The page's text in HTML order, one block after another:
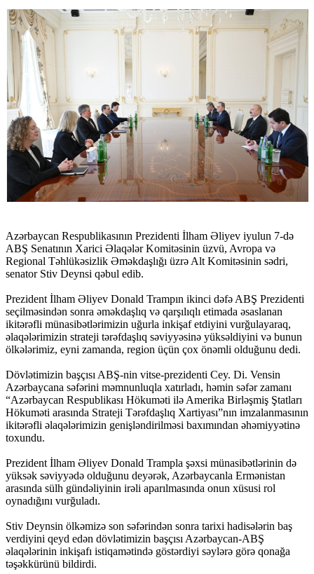
Azərbaycan Respublikasının Prezidenti İlham Əliyev iyulun 7-də
ABŞ Senatının Xarici Əlaqələr Komitəsinin üzvü, Avropa və
Regional Təhlükəsizlik Əməkdaşlığı üzrə Alt Komitəsinin sədri,
senator Stiv Deynsi qəbul edib.
Prezident İlham Əliyev Donald Trampın ikinci dəfə ABŞ Prezidenti
seçilməsindən sonra əməkdaşlıq və qarşılıqlı etimada əsaslanan
ikitərəfli münasibətlərimizin uğurla inkişaf etdiyini vurğulayaraq,
əlaqələrimizin strateji tərəfdaşlıq səviyyəsinə yüksəldiyini və bunun
ölkələrimiz, eyni zamanda, region üçün çox önəmli olduğunu dedi.
Dövlətimizin başçısı ABŞ-nin vitse-prezidenti Cey. Di. Vensin
Azərbaycana səfərini məmnunluqla xatırladı, həmin səfər zamanı
“Azərbaycan Respublikası Hökuməti ilə Amerika Birləşmiş Ştatları
Hökuməti arasında Strateji Tərəfdaşlıq Xartiyası”nın imzalanmasının
ikitərəfli əlaqələrimizin genişləndirilməsi baxımından əhəmiyyətinə
toxundu.
Prezident İlham Əliyev Donald Trampla şəxsi münasibətlərinin də
yüksək səviyyədə olduğunu deyərək, Azərbaycanla Ermənistan
arasında sülh gündəliyinin irəli aparılmasında onun xüsusi rol
oynadığını vurğuladı.
Stiv Deynsin ölkəmizə son səfərindən sonra tarixi hadisələrin baş
verdiyini qeyd edən dövlətimizin başçısı Azərbaycan-ABŞ
əlaqələrinin inkişafı istiqamətində göstərdiyi səylərə görə qonağa
təşəkkürünü bildirdi.